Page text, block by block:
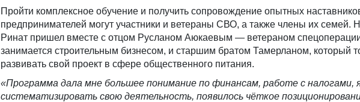
Пройти комплексное обучение и получить сопровождение опытных
предпринимателей могут участники и ветераны СВО, а также члены их семей.
Ринат пришел вместе с отцом Русланом Аюкаевым — ветераном
занимается строительным бизнесом, и старшим братом Тамерланом, который
развивать свой проект в сфере общественного питания.
«Программа дала мне большее понимание по финансам, работе с налогами,
систематизировать свою деятельность, появилось чёткое